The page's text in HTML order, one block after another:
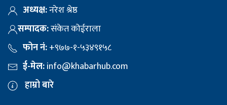
अध्यक्ष:नरेश श्रेष्ठ
सम्पादक:संकेत कोईराला
फोन नं:+९७७-१-५३४९१५८
ई-मेल:info@khabarhub.com
हाम्रो बारे